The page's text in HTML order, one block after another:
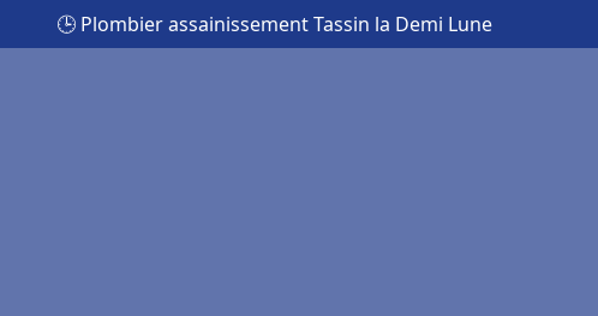
🕒 Plombier assainissement Tassin la Demi Lune